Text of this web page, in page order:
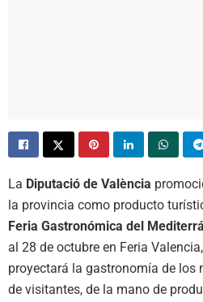
La Diputació de València
la provincia como producto
Feria Gastronómica del
al 28 de octubre en Feria
proyectará la gastronomía de
de visitantes, de la mano de